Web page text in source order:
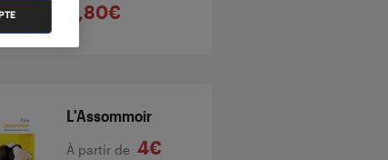
4,80€
L'Assommoir
À partir de 4€